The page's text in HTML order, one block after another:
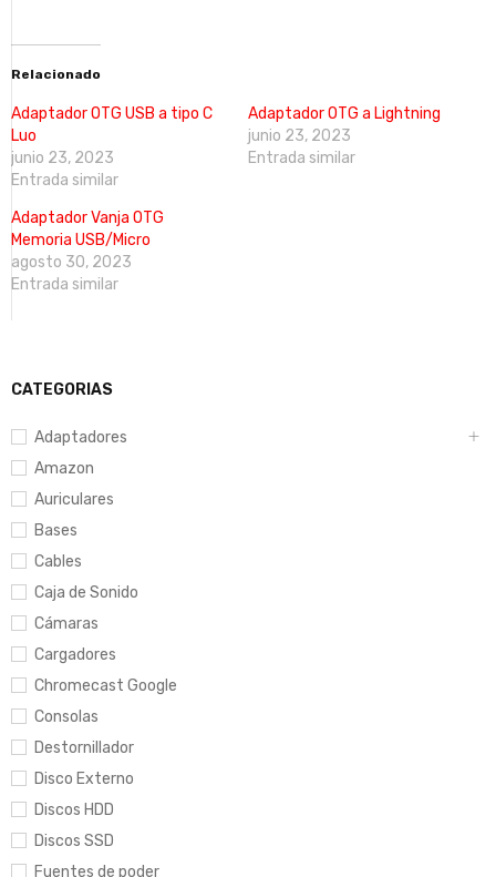
CATEGORIAS
Adaptadores
Amazon
Auriculares
Bases
Cables
Caja de Sonido
Cámaras
Cargadores
Chromecast Google
Consolas
Destornillador
Disco Externo
Discos HDD
Discos SSD
Fuentes de poder
Relacionado
Adaptador OTG USB a tipo C
Luo
junio 23, 2023
Entrada similar
Adaptador OTG a Lightning
junio 23, 2023
Entrada similar
Adaptador Vanja OTG
Memoria USB/Micro
agosto 30, 2023
Entrada similar